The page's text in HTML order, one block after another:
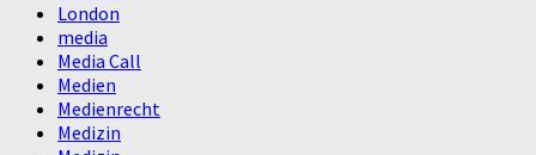
London
media
Media Call
Medien
Medienrecht
Medizin